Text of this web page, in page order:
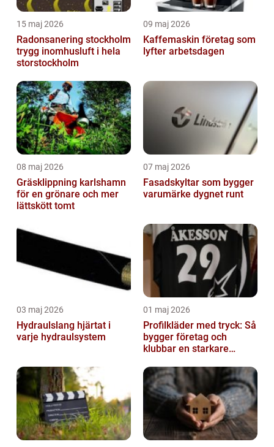
15 maj 2026
Radonsanering stockholm
trygg inomhusluft i hela
storstockholm
09 maj 2026
Kaffemaskin företag som
lyfter arbetsdagen
08 maj 2026
Gräsklippning karlshamn
för en grönare och mer
lättskött tomt
07 maj 2026
Fasadskyltar som bygger
varumärke dygnet runt
03 maj 2026
Hydraulslang hjärtat i
varje hydraulsystem
01 maj 2026
Profilkläder med tryck: Så
bygger företag och
klubbar en starkare